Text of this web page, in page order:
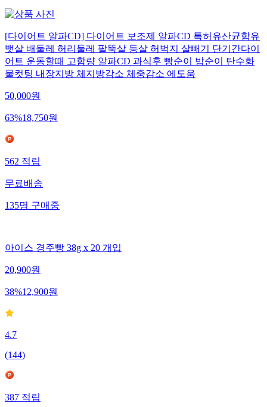
[다이어트 알파CD] 다이어트 보조제 알파CD 특허유산균함유
뱃살 배둘레 허리둘레 팔뚝살 등살 허벅지 살빼기 단기간다이
어트 운동할때 고함량 알파CD 과식후 빵순이 밥순이 탄수화
물컷팅 내장지방 체지방감소 체중감소 에도움
50,000원
63%18,750원
562적립
무료배송
135명구매중
아이스 경주빵 38g x 20 개입
20,900원
38%12,900원
4.7
(144)
387적립